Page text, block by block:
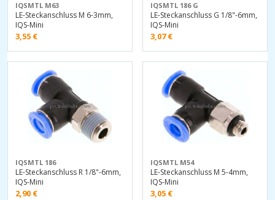
IQSMTL M63
LE-Steckanschluss M 6-3mm,
IQS-Mini
3,55 €
IQSMTL 186 G
LE-Steckanschluss G 1/8"-6mm,
IQS-Mini
3,07€
IQSMTL 186
LE-Steckanschluss R 1/8"-6mm,
IQS-Mini
2,90 €
IQSMTL M54
LE-Steckanschluss M 5-4mm,
IQS-Mini
3,05 €